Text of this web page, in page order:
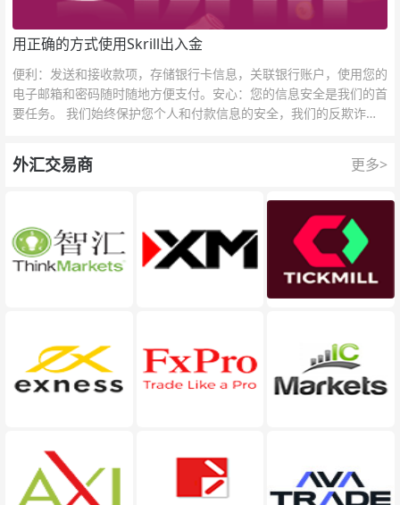
用正确的方式使用Skrill出入金
便利：发送和接收款项，存储银行卡信息，关联银行账户，使用您的
电子邮箱和密码随时随地方便支付。安心：您的信息安全是我们的首
要任务。 我们始终保护您个人和付款信息的安全，我们的反欺诈团
外汇交易商 更多>